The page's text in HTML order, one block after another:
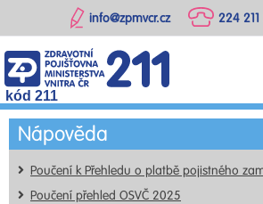
224 211
info@zpmvcr.cz
kód 211
Nápověda
Poučení k Přehledu o platbě pojistného
Poučení přehled OSVČ 2025